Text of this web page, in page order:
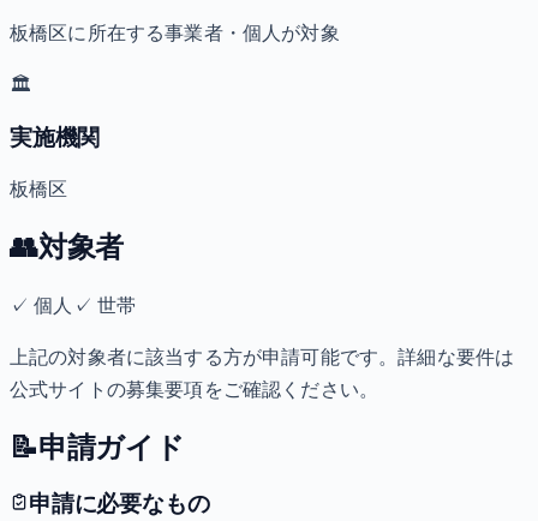
板橋区に所在する事業者・個人が対象
🏛️
実施機関
板橋区
👥対象者
✓個人 ✓ 世帯
上記の対象者に該当する方が申請可能です。詳細な要件は
公式サイトの募集要項をご確認ください。
📝申請ガイド
申請に必要なもの